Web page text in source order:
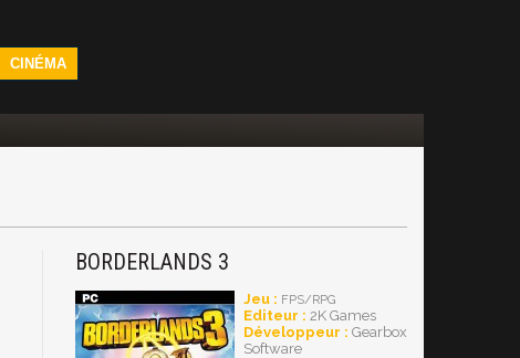
CINÉMA
BORDERLANDS 3
Jeu : FPS/RPG
Editeur : 2K Games
Développeur : Gearbox
Software